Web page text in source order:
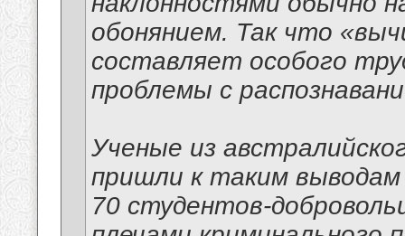
обонянием. Так что
составляет особого
проблемы с
Ученые из
пришли к таким выводам
70 студентов-